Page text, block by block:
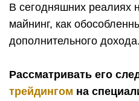
В сегодняшних реалиях
майнинг, как
дополнительного дохода.
Рассматривать его
трейдингом на